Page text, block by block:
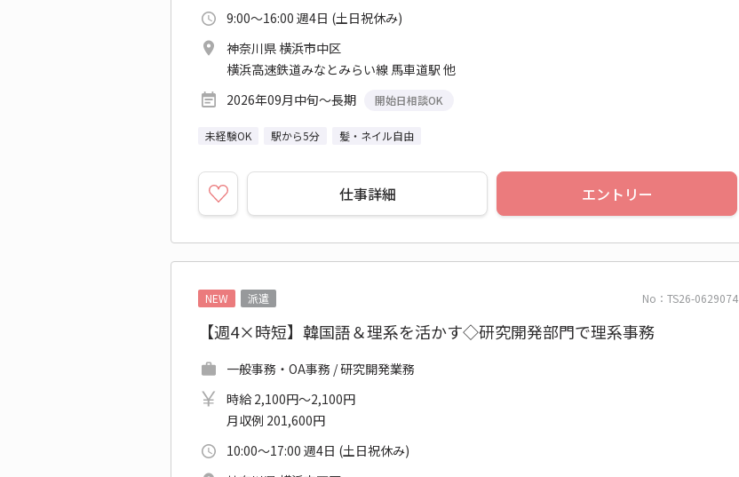
9:00～16:00 週4日 (土日祝休み)
神奈川県 横浜市中区
横浜高速鉄道みなとみらい線 馬車道駅 他
2026年09月中旬～長期
開始日相談OK
未経験OK 駅から5分 髪・ネイル自由
仕事詳細 エントリー
No：TS26-0629074
NEW 派遣
【週4×時短】韓国語＆理系を活かす◇研究開発部門で理系事務
一般事務・OA事務 / 研究開発業務
時給 2,100円～2,100円
月収例 201,600円
10:00～17:00 週4日 (土日祝休み)